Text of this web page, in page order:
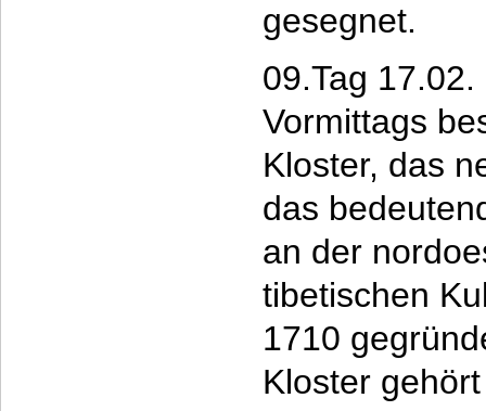
gesegnet.
09.Tag
Vormittags
Kloster, das
das
an der
tibetischen
1710
Kloster